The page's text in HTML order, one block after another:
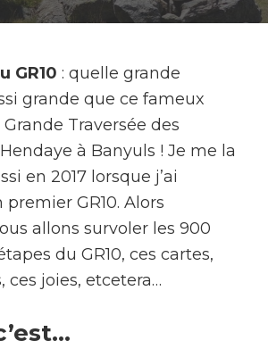
GR10 : quelle grande
grande que ce fameux
Traversée des
à Banyuls ! Je me la
en 2017 lorsque j’ai
GR10. Alors
allons survoler les 900
du GR10, ces cartes,
ces joies, etcetera…